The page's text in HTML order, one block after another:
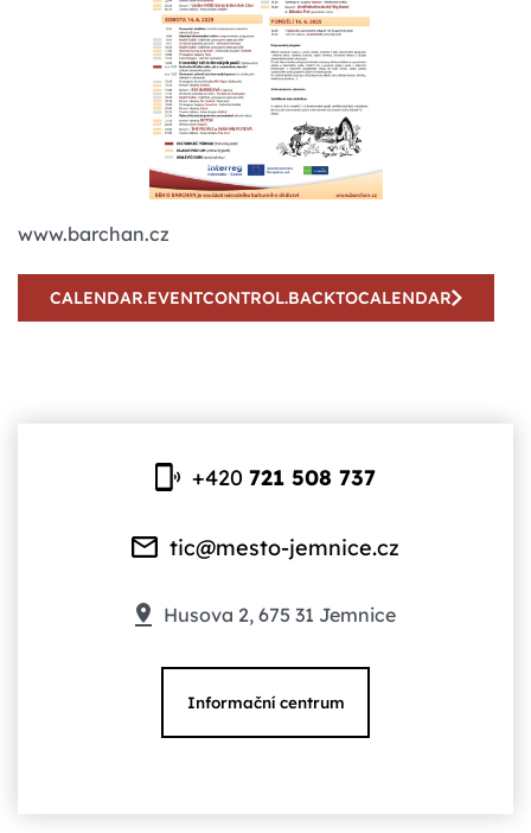
www.barchan.cz
CALENDAR.EVENTCONTROL.BACKTOCALENDAR
+420721 508 737
tic@mesto-jemnice.cz
Husova 2, 675 31 Jemnice
Informační centrum